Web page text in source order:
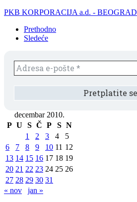
PKB KORPORACIJA a.d. - BEOGRAD
Prethodno
Sledeće
decembar 2010.
P U S Č P S N
1
2 3 4
5
6
7 8 9 10 11 12
13 14 15 16 17 18 19
20 21 22 23 24 25 26
27 28 29 30 31
« nov
jan »